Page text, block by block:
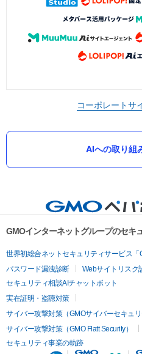
コーポレートサ
AIへの取り組
GMOインターネットグループのセキ
世界初総合ネットセキュリティサービス「
パスワード漏洩診断
Webサイトリスク
セキュリティ相談AIチャットボット
実在証明・盗聴対策
サイバー攻撃対策（GMOサイバーセキュリ
サイバー攻撃対策（GMO Flatt Security）
セキュリティ事業の軌跡